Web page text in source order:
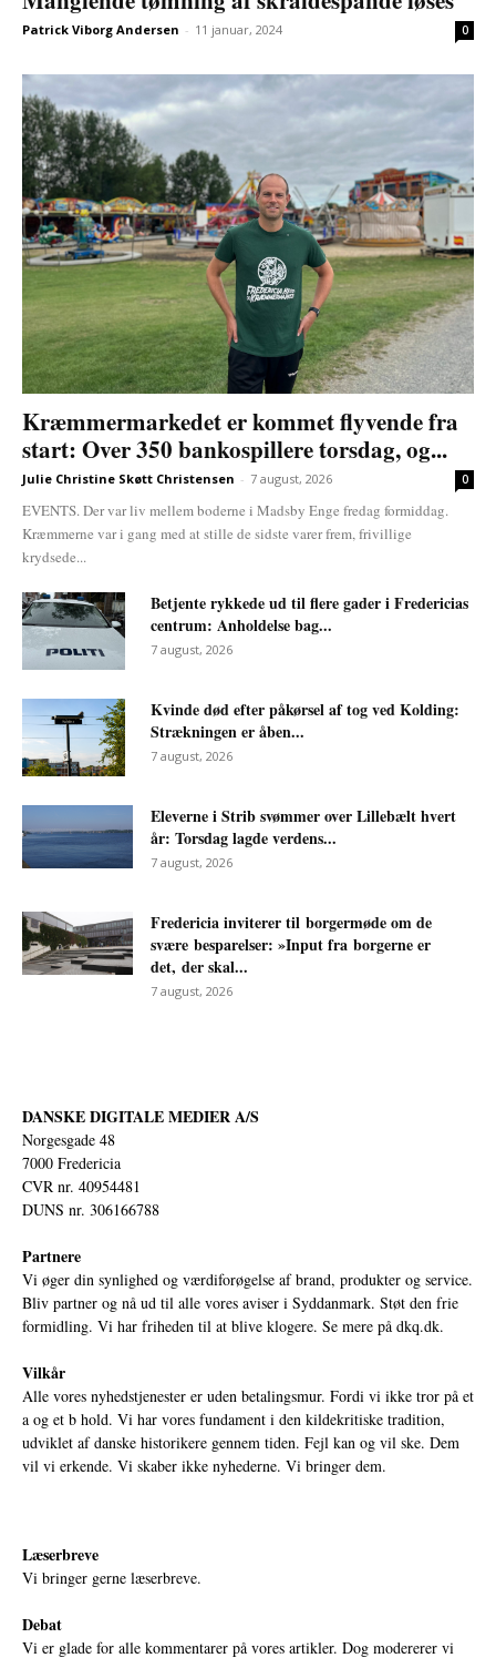
Patrick Viborg Andersen - 11 januar, 2024 0
Kræmmermarkedet er kommet flyvende fra
start: Over 350 bankospillere torsdag, og...
Julie Christine Skøtt Christensen - 7 august, 2026 0
EVENTS. Der var liv mellem boderne i Madsby Enge fredag formiddag.
Kræmmerne var i gang med at stille de sidste varer frem, frivillige
krydsede...
Betjente rykkede ud til flere gader i Fredericias
centrum: Anholdelse bag...
7 august, 2026
Kvinde død efter påkørsel af tog ved Kolding:
Strækningen er åben...
7 august, 2026
Eleverne i Strib svømmer over Lillebælt hvert
år: Torsdag lagde verdens...
7 august, 2026
Fredericia inviterer til borgermøde om de
svære besparelser: »Input fra borgerne er
det, der skal...
7 august, 2026
DANSKE DIGITALE MEDIER A/S
Norgesgade 48
7000 Fredericia
CVR nr. 40954481
DUNS nr. 306166788
Partnere
Vi øger din synlighed og værdiforøgelse af brand, produkter og service.
Bliv partner og nå ud til alle vores aviser i Syddanmark. Støt den frie
formidling. Vi har friheden til at blive klogere. Se mere på dkq.dk.
Vilkår
Alle vores nyhedstjenester er uden betalingsmur. Fordi vi ikke tror på et
a og et b hold. Vi har vores fundament i den kildekritiske tradition,
udviklet af danske historikere gennem tiden. Fejl kan og vil ske. Dem
vil vi erkende. Vi skaber ikke nyhederne. Vi bringer dem.
Læserbreve
Vi bringer gerne læserbreve.
Debat
Vi er glade for alle kommentarer på vores artikler. Dog modererer vi